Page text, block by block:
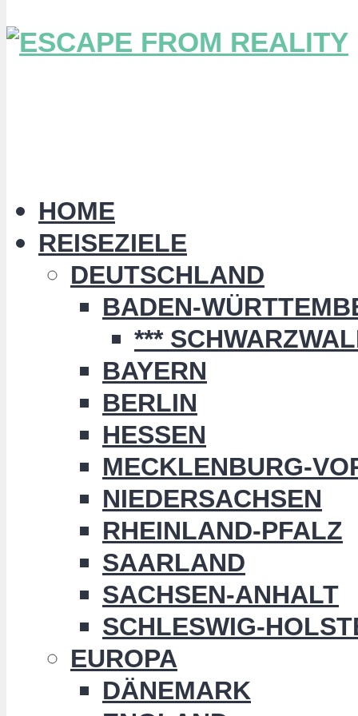
HOME
REISEZIELE
DEUTSCHLAND
BADEN-
***
BAYERN
BERLIN
HESSEN
MECKLENBURG-
NIEDERSACHSEN
RHEINLAND-PFALZ
SAARLAND
SACHSEN-ANHALT
SCHLESWIG-
EUROPA
DÄNEMARK